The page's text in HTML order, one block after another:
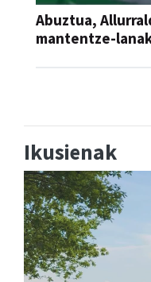
Abuztua,
mantentze-
Ikusienak